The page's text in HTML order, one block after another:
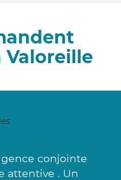
Valoreille
conjointe
attentive . Un